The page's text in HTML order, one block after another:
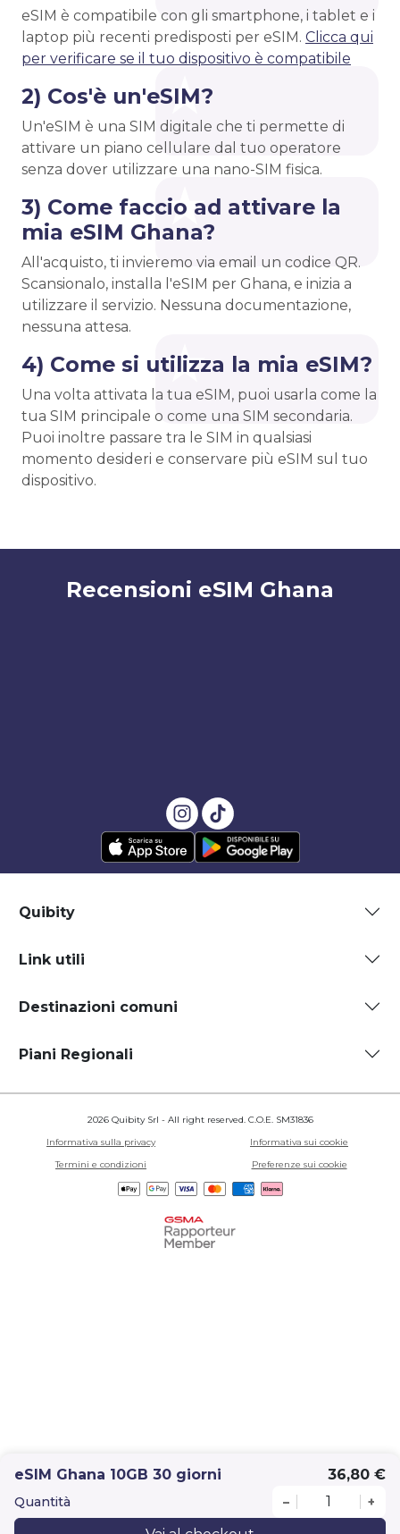
eSIM Ghana 10GB 30 giorni 36,80 €
Quantità – +
eSIM è compatibile con gli smartphone, i tablet e i
laptop più recenti predisposti per eSIM. Clicca qui
per verificare se il tuo dispositivo è compatibile
2) Cos'è un'eSIM?
Un'eSIM è una SIM digitale che ti permette di
attivare un piano cellulare dal tuo operatore
senza dover utilizzare una nano-SIM fisica.
3) Come faccio ad attivare la
mia eSIM Ghana?
All'acquisto, ti invieremo via email un codice QR.
Scansionalo, installa l'eSIM per Ghana, e inizia a
utilizzare il servizio. Nessuna documentazione,
nessuna attesa.
4) Come si utilizza la mia eSIM?
Una volta attivata la tua eSIM, puoi usarla come la
tua SIM principale o come una SIM secondaria.
Puoi inoltre passare tra le SIM in qualsiasi
momento desideri e conservare più eSIM sul tuo
dispositivo.
Recensioni eSIM Ghana
Quibity
Link utili
Destinazioni comuni
Piani Regionali
2026 Quibity Srl - All right reserved. C.O.E. SM31836
Informativa sulla privacy
Informativa sui cookie
Termini e condizioni
Preferenze sui cookie